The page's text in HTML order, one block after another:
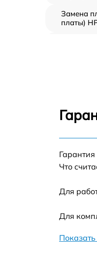
Замена
платы)
Замена
Что
Для
Для